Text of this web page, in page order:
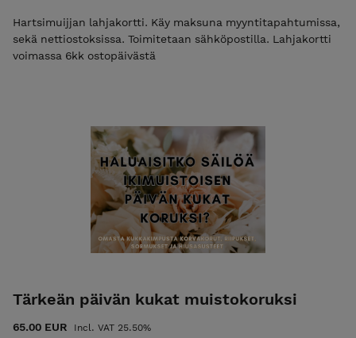
Hartsimuijjan lahjakortti. Käy maksuna myyntitapahtumissa,
sekä nettiostoksissa. Toimitetaan sähköpostilla. Lahjakortti
voimassa 6kk ostopäivästä
Tärkeän päivän kukat muistokoruksi
65.00 EUR Incl. VAT 25.50%